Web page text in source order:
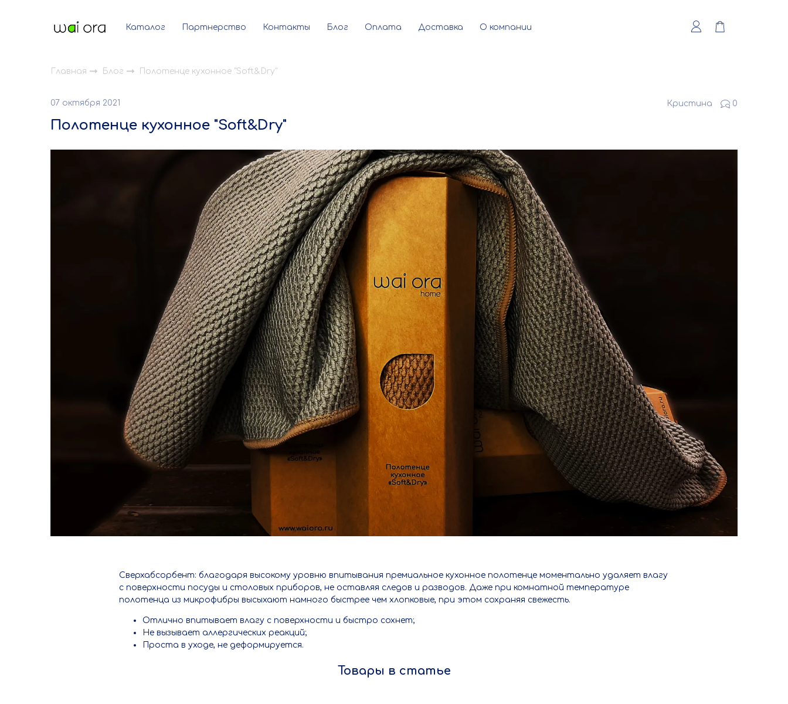
Каталог Партнерство Контакты Блог Оплата Доставка О компании
Главная Блог Полотенце кухонное "Soft&Dry"
Полотенце кухонное "Soft&Dry"
Сверхабсорбент: благодаря высокому уровню впитывания премиальное кухонное полотенце моментально удаляет влагу
с поверхности посуды и столовых приборов, не оставляя следов и разводов. Даже при комнатной температуре
полотенца из микрофибры высыхают намного быстрее чем хлопковые, при этом сохраняя свежесть.
Отлично впитывает влагу с поверхности и быстро сохнет;
Не вызывает аллергических реакций;
Проста в уходе, не деформируется.
07 октября 2021 Кристина 0
Товары в статье